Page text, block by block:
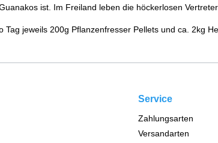
ist. Im Freiland leben die höckerlosen
Tag jeweils 200g Pflanzenfresser Pellets und ca. 2kg
Service
Zahlungsarten
Versandarten